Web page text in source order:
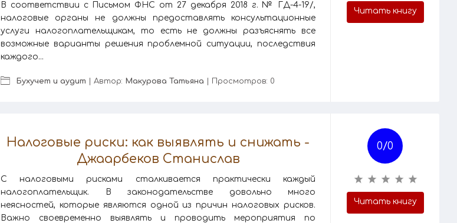
В соответствии с Письмом ФНС от 27 декабря 2018 г. № ГД-4-19/,
налоговые органы не должны предоставлять консультационные
услуги налогоплательщикам, то есть не должны разъяснять все
возможные варианты решения проблемной ситуации, последствия
каждого...
Бухучет и аудит | Автор: Макурова Татьяна | Просмотров: 0
Читать книгу
Налоговые риски: как выявлять и снижать -
Джаарбеков Станислав
С налоговыми рисками сталкивается практически каждый
налогоплательщик. В законодательстве довольно много
неясностей, которые являются одной из причин налоговых рисков.
Важно своевременно выявлять и проводить мероприятия по
0/0
Читать книгу